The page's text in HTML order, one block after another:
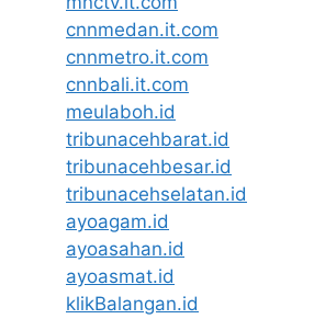
cnnmedan.it.com
cnnmetro.it.com
cnnbali.it.com
meulaboh.id
tribunacehbarat.id
tribunacehbesar.id
tribunacehselatan.id
ayoagam.id
ayoasahan.id
ayoasmat.id
klikBalangan.id